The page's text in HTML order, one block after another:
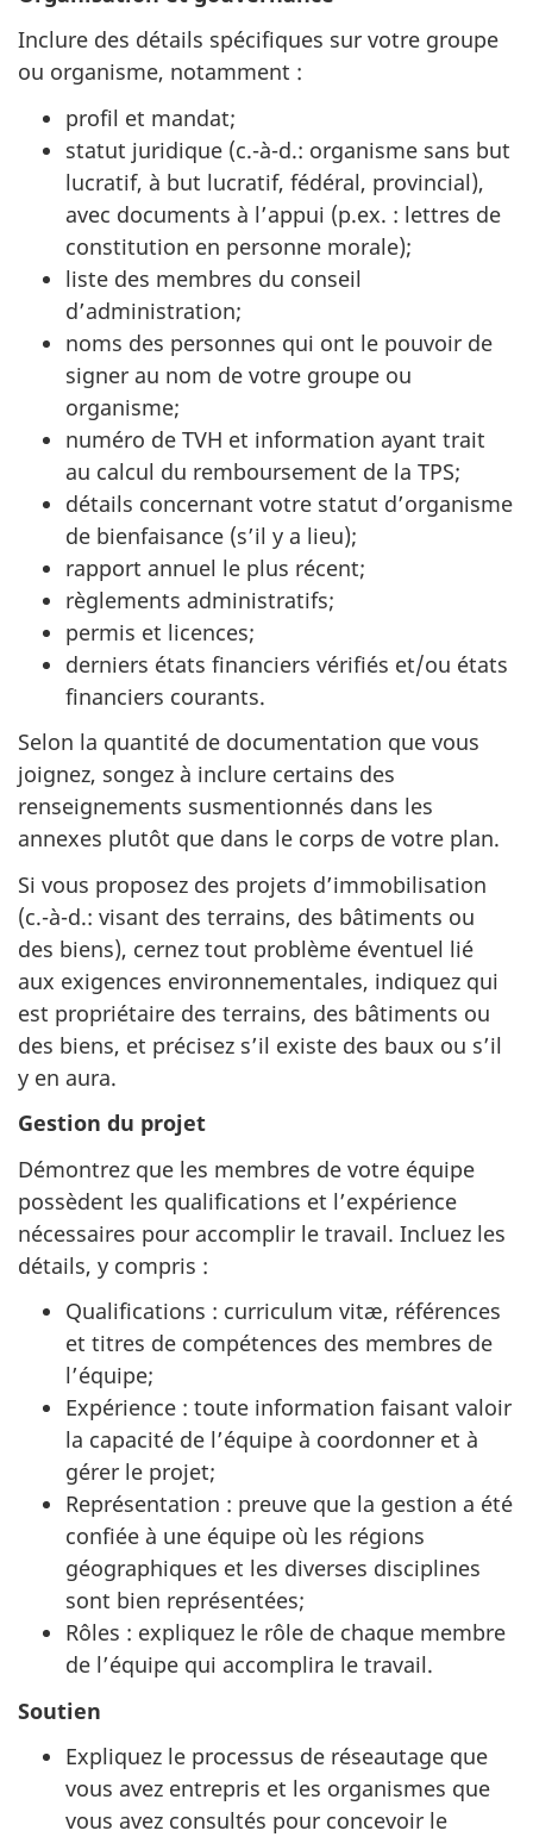
Inclure des détails spécifiques sur votre groupe
ou organisme, notamment :
profil et mandat;
statut juridique (c.-à-d.: organisme sans but
lucratif, à but lucratif, fédéral, provincial),
avec documents à l’appui (p.ex. : lettres de
constitution en personne morale);
liste des membres du conseil
d’administration;
noms des personnes qui ont le pouvoir de
signer au nom de votre groupe ou
organisme;
numéro de TVH et information ayant trait
au calcul du remboursement de la TPS;
détails concernant votre statut d’organisme
de bienfaisance (s’il y a lieu);
rapport annuel le plus récent;
règlements administratifs;
permis et licences;
derniers états financiers vérifiés et/ou états
financiers courants.
Selon la quantité de documentation que vous
joignez, songez à inclure certains des
renseignements susmentionnés dans les
annexes plutôt que dans le corps de votre plan.
Si vous proposez des projets d’immobilisation
(c.-à-d.: visant des terrains, des bâtiments ou
des biens), cernez tout problème éventuel lié
aux exigences environnementales, indiquez qui
est propriétaire des terrains, des bâtiments ou
des biens, et précisez s’il existe des baux ou s’il
y en aura.
Gestion du projet
Démontrez que les membres de votre équipe
possèdent les qualifications et l’expérience
nécessaires pour accomplir le travail. Incluez les
détails, y compris :
Qualifications : curriculum vitæ, références
et titres de compétences des membres de
l’équipe;
Expérience : toute information faisant valoir
la capacité de l’équipe à coordonner et à
gérer le projet;
Représentation : preuve que la gestion a été
confiée à une équipe où les régions
géographiques et les diverses disciplines
sont bien représentées;
Rôles : expliquez le rôle de chaque membre
de l’équipe qui accomplira le travail.
Soutien
Expliquez le processus de réseautage que
vous avez entrepris et les organismes que
vous avez consultés pour concevoir le